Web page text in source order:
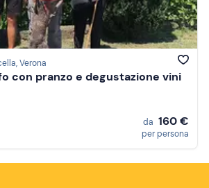
Verona
con pranzo e degustazione vini
da 160 €
per persona